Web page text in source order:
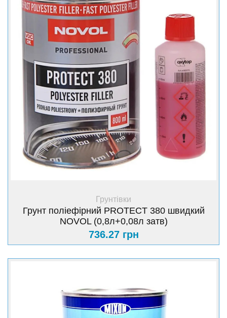
+ Купити
Грунтівки
Грунт поліефірний PROTECT 380 швидкий
NOVOL (0,8л+0,08л затв)
736.27 грн